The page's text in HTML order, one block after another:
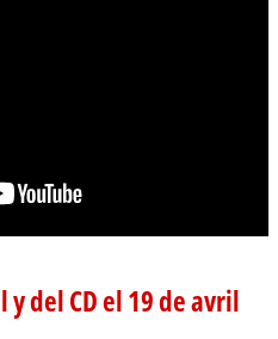
del CD el 19 de avril